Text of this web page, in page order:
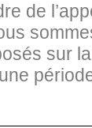
de
sur